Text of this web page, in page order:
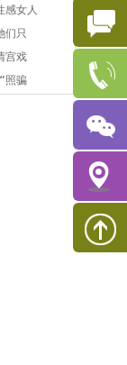
感女人
们只
宫戏
照骗